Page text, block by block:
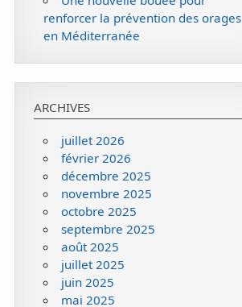
renforcer la prévention des orages
en Méditerranée
ARCHIVES
juillet 2026
février 2026
décembre 2025
novembre 2025
octobre 2025
septembre 2025
août 2025
juillet 2025
juin 2025
mai 2025